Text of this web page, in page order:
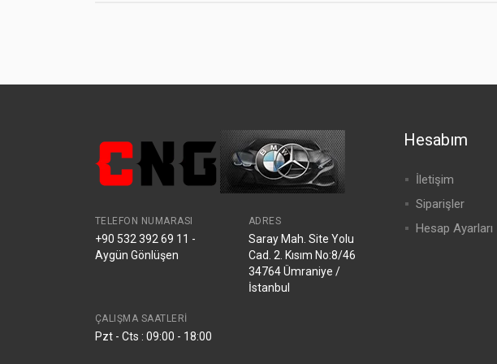
TELEFON NUMARASI
+90 532 392 69 11 -
Aygün Gönlüşen
ADRES
Saray Mah. Site Yolu
Cad. 2. Kısım No:8/46
34764 Ümraniye /
İstanbul
ÇALIŞMA SAATLERI
Pzt - Cts : 09:00 - 18:00
Hesabım
İletişim
Siparişler
Hesap Ayarları